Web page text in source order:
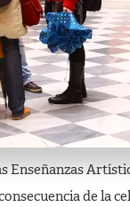
Enseñanzas
de la